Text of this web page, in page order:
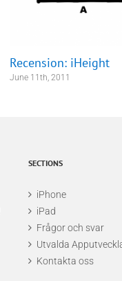
Recension: iHeight
June 11th, 2011
SECTIONS
iPhone
iPad
Frågor och svar
Utvalda
Kontakta oss